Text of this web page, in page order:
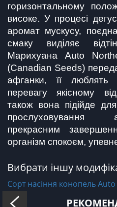
горизонтальному
високе. У процесі
аромат мускусу,
смаку виділяє
Марихуана Auto
(Canadian Seeds)
афганки, її люблять
перевагу якісному
також вона підійде
прослуховування
прекрасним
організм спокоєм,
Вибрати іншу
Сорт насіння конопель